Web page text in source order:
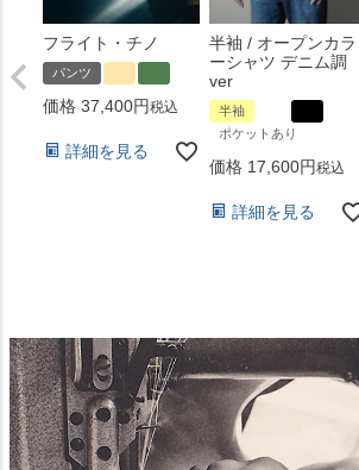
フライト・チノ
パンツ
価格 37,400 税込
詳細を見る
半袖 / オープンカラ
ーシャツ デニム調
ver
半袖
ポケットあり
価格 17,600 税込
詳細を見る